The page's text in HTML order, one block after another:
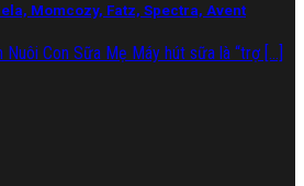
Momcozy, Fatz, Spectra, Avent
Nuôi Con Sữa Mẹ Máy hút sữa là “trợ [...]